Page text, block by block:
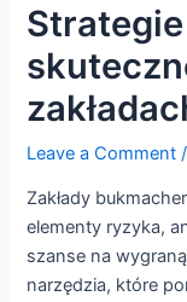
Leave a Comment
Zakłady
elementy ryzyka,
szanse na
narzędzia, które